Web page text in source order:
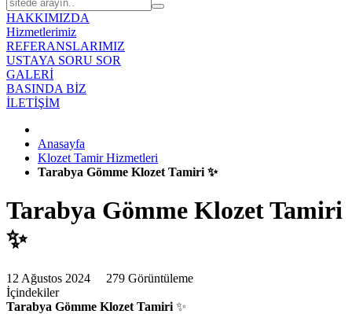
HAKKIMIZDA
Hizmetlerimiz
REFERANSLARIMIZ
USTAYA SORU SOR
GALERİ
BASINDA BİZ
İLETİŞİM
Anasayfa
Klozet Tamir Hizmetleri
Tarabya Gömme Klozet Tamiri ✨
Tarabya Gömme Klozet Tamiri
✨
12 Ağustos 2024 279 Görüntüleme
İçindekiler
Tarabya Gömme Klozet Tamiri ✨